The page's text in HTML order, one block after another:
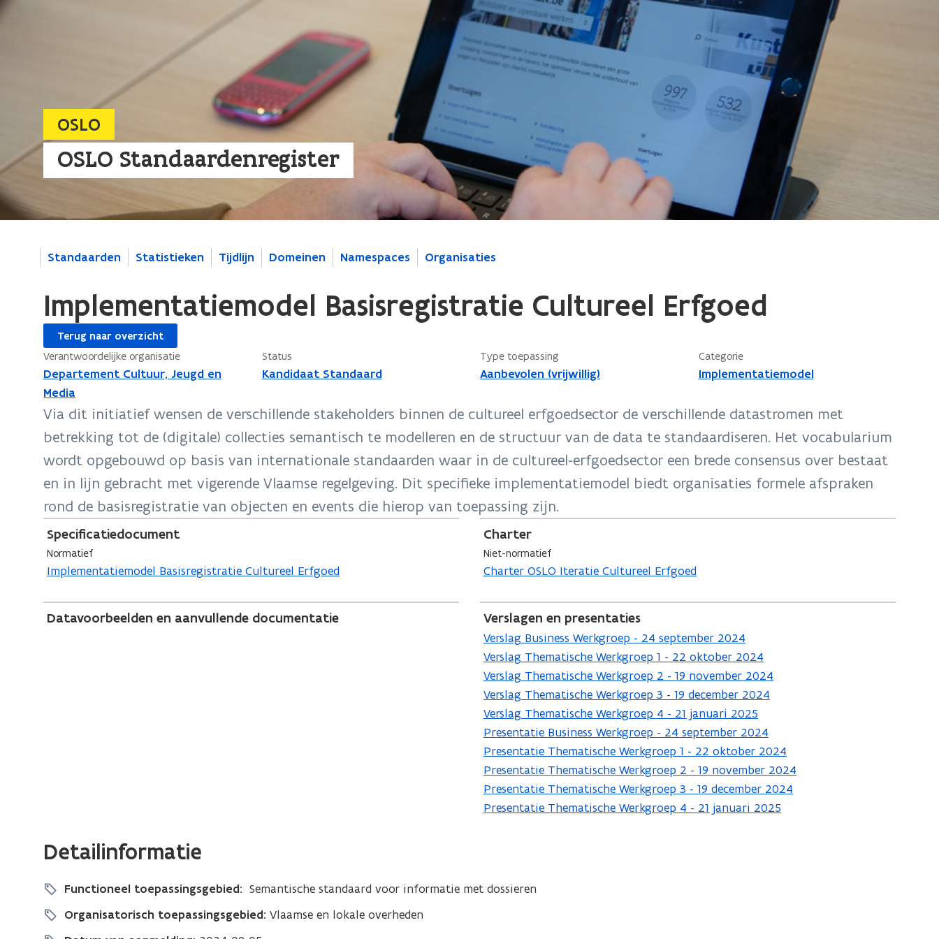
OSLO
OSLO Standaardenregister
Standaarden Statistieken Tijdlijn Domeinen Namespaces Organisaties
Implementatiemodel Basisregistratie Cultureel Erfgoed
Terug naar overzicht
Verantwoordelijke organisatie
Departement Cultuur, Jeugd en
Media
Status
Kandidaat Standaard
Type toepassing
Aanbevolen (vrijwillig)
Categorie
Implementatiemodel
Via dit initiatief wensen de verschillende stakeholders binnen de cultureel erfgoedsector de verschillende datastromen met
betrekking tot de (digitale) collecties semantisch te modelleren en de structuur van de data te standaardiseren. Het vocabularium
wordt opgebouwd op basis van internationale standaarden waar in de cultureel-erfgoedsector een brede consensus over bestaat
en in lijn gebracht met vigerende Vlaamse regelgeving. Dit specifieke implementatiemodel biedt organisaties formele afspraken
rond de basisregistratie van objecten en events die hierop van toepassing zijn.
Specificatiedocument
Normatief
Implementatiemodel Basisregistratie Cultureel Erfgoed
Charter
Niet-normatief
Charter OSLO Iteratie Cultureel Erfgoed
Datavoorbeelden en aanvullende documentatie Verslagen en presentaties
Verslag Business Werkgroep - 24 september 2024
Verslag Thematische Werkgroep 1 - 22 oktober 2024
Verslag Thematische Werkgroep 2 - 19 november 2024
Verslag Thematische Werkgroep 3 - 19 december 2024
Verslag Thematische Werkgroep 4 - 21 januari 2025
Presentatie Business Werkgroep - 24 september 2024
Presentatie Thematische Werkgroep 1 - 22 oktober 2024
Presentatie Thematische Werkgroep 2 - 19 november 2024
Presentatie Thematische Werkgroep 3 - 19 december 2024
Presentatie Thematische Werkgroep 4 - 21 januari 2025
Detailinformatie
Functioneel toepassingsgebied: Semantische standaard voor informatie met dossieren
Organisatorisch toepassingsgebied: Vlaamse en lokale overheden